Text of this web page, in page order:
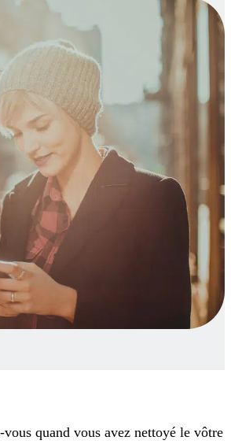
quand vous avez nettoyé le vôtre